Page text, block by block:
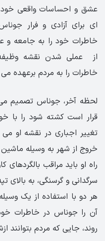
عشق و احساسات واقعی خود
ای برای آزادی و فرار
خاطرات خود را به جامعه و
از عملی شدن نقشه
خاطرات را به مردم برعهده می
لحظه آخر، جوناس تصمیم می
قرار است کشته شود را با
تغییر اجباری در نقشه او
خروج از شهر به وسیله ماشین
راه او باید مراقب
سرگدانی و گرسنگی، به بالای
هر دو با استفاده از یک
آن را جوناس در خاطرات
روند، جایی که مردم بتوانند